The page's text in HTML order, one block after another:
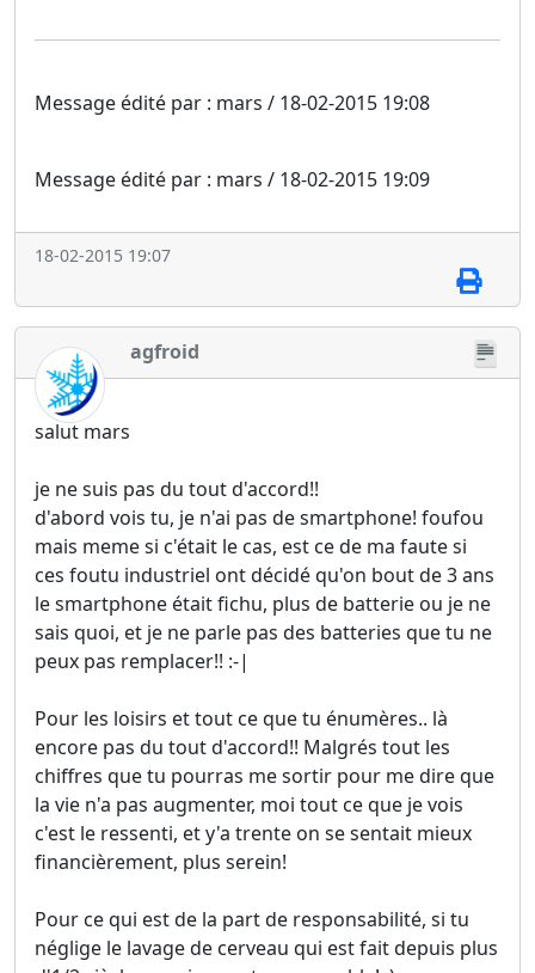
Message édité par : mars / 18-02-2015 19:08
Message édité par : mars / 18-02-2015 19:09
18-02-2015 19:07
agfroid
salut mars
je ne suis pas du tout d'accord!!
d'abord vois tu, je n'ai pas de smartphone! foufou
mais meme si c'était le cas, est ce de ma faute si
ces foutu industriel ont décidé qu'on bout de 3 ans
le smartphone était fichu, plus de batterie ou je ne
sais quoi, et je ne parle pas des batteries que tu ne
peux pas remplacer!! :-|
Pour les loisirs et tout ce que tu énumères.. là
encore pas du tout d'accord!! Malgrés tout les
chiffres que tu pourras me sortir pour me dire que
la vie n'a pas augmenter, moi tout ce que je vois
c'est le ressenti, et y'a trente on se sentait mieux
financièrement, plus serein!
Pour ce qui est de la part de responsabilité, si tu
néglige le lavage de cerveau qui est fait depuis plus